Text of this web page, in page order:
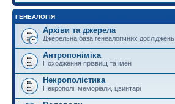
ГЕНЕАЛОГІЯ
Архіви та джерела
Джерельна база генеалогічних досліджень
Антропоніміка
Походження прізвищ та імен
Некрополістика
Некрополі, меморіали, цвинтарі